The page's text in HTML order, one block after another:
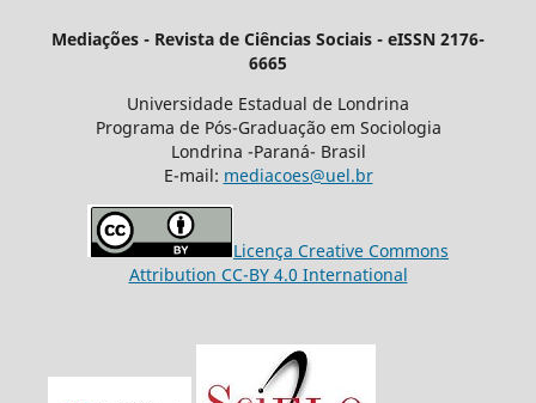
Mediações - Revista de Ciências Sociais - eISSN 2176-
6665
Universidade Estadual de Londrina
Programa de Pós-Graduação em Sociologia
Londrina -Paraná- Brasil
E-mail: mediacoes@uel.br
Licença Creative Commons
Attribution CC-BY 4.0 International